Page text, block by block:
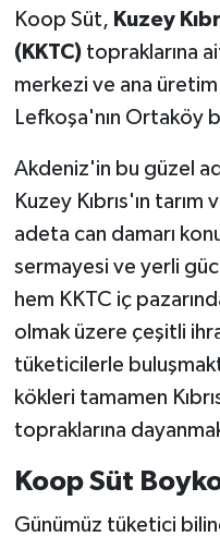
Koop Süt, Kuzey
(KKTC)topraklarına
merkezi ve ana üretim
Lefkoşa'nın Ortaköy
Akdeniz'in bu güzel
Kuzey Kıbrıs'ın tarım
adeta can damarı
sermayesi ve yerli
hem KKTC iç
olmak üzere çeşitli
tüketicilerle
kökleri tamamen
topraklarına
Koop Süt
Günümüz tüketici